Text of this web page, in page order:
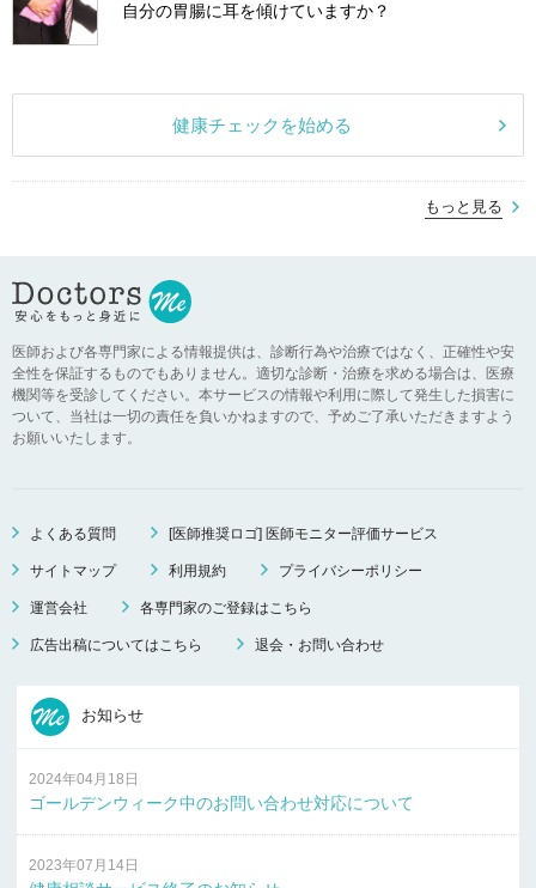
自分の胃腸に耳を傾けていますか？
健康チェックを始める
もっと見る
医師および各専門家による情報提供は、診断行為や治療ではなく、正確性や安
全性を保証するものでもありません。適切な診断・治療を求める場合は、医療
機関等を受診してください。本サービスの情報や利用に際して発生した損害に
ついて、当社は一切の責任を負いかねますので、予めご了承いただきますよう
お願いいたします。
よくある質問 [医師推奨ロゴ] 医師モニター評価サービス
サイトマップ 利用規約 プライバシーポリシー
運営会社 各専門家のご登録はこちら
広告出稿についてはこちら 退会・お問い合わせ
お知らせ
2024年04月18日
ゴールデンウィーク中のお問い合わせ対応について
2023年07月14日